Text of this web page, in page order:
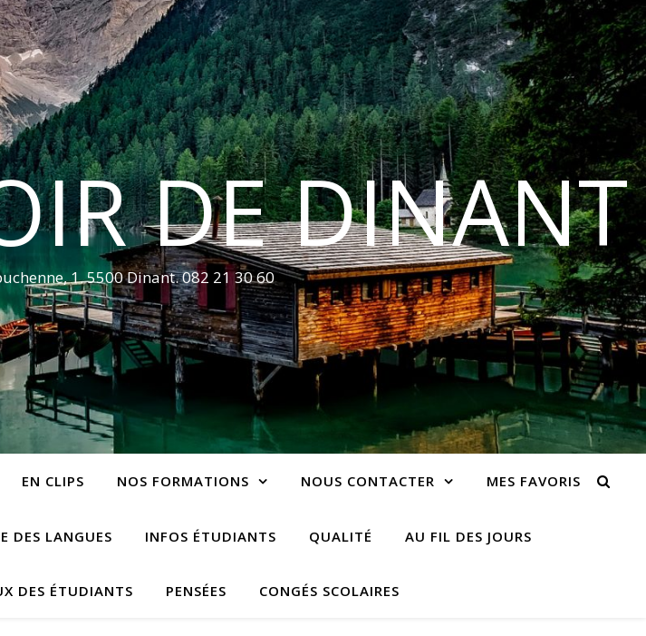
DE DINANT
1. 5500 Dinant. 082 21 30 60
EN CLIPS NOS FORMATIONS NOUS CONTACTER MES FAVORIS
DES LANGUES INFOS ÉTUDIANTS QUALITÉ AU FIL DES JOURS
DES ÉTUDIANTS PENSÉES CONGÉS SCOLAIRES